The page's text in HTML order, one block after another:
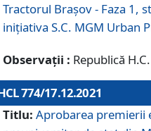
Tractorul Braşov - Faza 1,
iniţiativa S.C. MGM Urban
Observații : Republică
774/17.12.2021
Titlu: Aprobarea premierii